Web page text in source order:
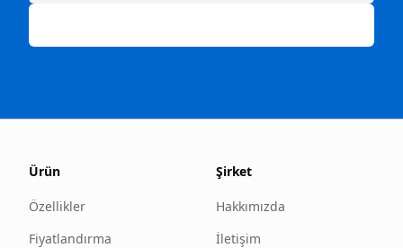
Ürün
Özellikler
Fiyatlandırma
Şirket
Hakkımızda
İletişim